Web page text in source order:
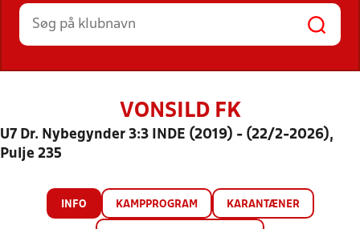
HOLD
VONSILD FK
U7 Dr. Nybegynder 3:3 INDE (2019) - (22/2-2026),
Pulje 235
INFO KAMPPROGRAM KARANTÆNER